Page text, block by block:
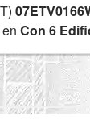
Con 6